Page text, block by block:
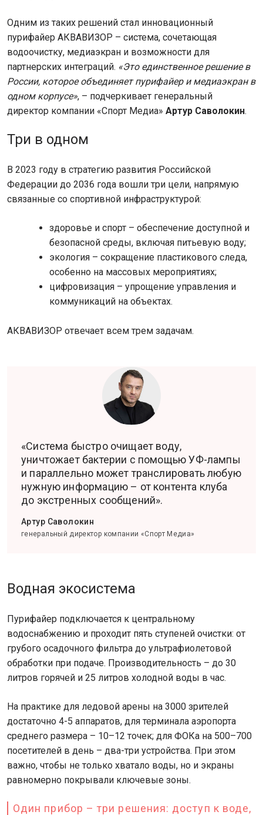
Одним из таких решений стал инновационный
пурифайер АКВАВИЗОР – система, сочетающая
водоочистку, медиаэкран и возможности для
партнерских интеграций. «Это единственное решение в
России, которое объединяет пурифайер и медиаэкран в
одном корпусе», – подчеркивает генеральный
директор компании «Спорт Медиа» Артур Саволокин.
Три в одном
В 2023 году в стратегию развития Российской
Федерации до 2036 года вошли три цели, напрямую
связанные со спортивной инфраструктурой:
здоровье и спорт – обеспечение доступной и
безопасной среды, включая питьевую воду;
экология – сокращение пластикового следа,
особенно на массовых мероприятиях;
цифровизация – упрощение управления и
коммуникаций на объектах.
АКВАВИЗОР отвечает всем трем задачам.
«Система быстро очищает воду,
уничтожает бактерии с помощью УФ-лампы
и параллельно может транслировать любую
нужную информацию – от контента клуба
до экстренных сообщений».
Артур Саволокин
генеральный директор компании «Спорт Медиа»
Водная экосистема
Пурифайер подключается к центральному
водоснабжению и проходит пять ступеней очистки: от
грубого осадочного фильтра до ультрафиолетовой
обработки при подаче. Производительность – до 30
литров горячей и 25 литров холодной воды в час.
На практике для ледовой арены на 3000 зрителей
достаточно 4-5 аппаратов, для терминала аэропорта
среднего размера – 10–12 точек; для ФОКа на 500–700
посетителей в день – два-три устройства. При этом
важно, чтобы не только хватало воды, но и экраны
равномерно покрывали ключевые зоны.
Один прибор – три решения: доступ к воде,